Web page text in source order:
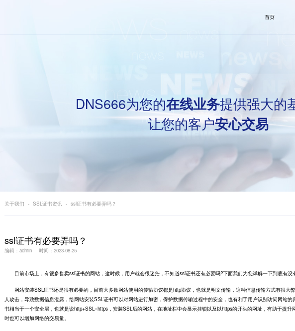
首页
DNS666为您的在线业务提供强大的
让您的客户安心交易
关于我们 SSL证书资讯 ssl证书有必要弄吗？
ssl证书有必要弄吗？
编辑：admin 时间：2023-08-25
目前市场上，有很多售卖ssl证书的网站，这时候，用户就会很迷茫，不知道ssl证书还有必要吗?下面我们为您详解一下到底有没
网站安装SSL证书还是很有必要的，目前大多数网站使用的传输协议都是http协议，也就是明文传输，这种信息传输方式有很大
人攻击，导致数据信息泄露，给网站安装SSL证书可以对网站进行加密，保护数据传输过程中的安全，也有利于用户识别访问网站的
书相当于一个安全层，也就是说http+SSL=https，安装SSL后的网站，在地址栏中会显示挂锁以及以https的开头的网址，有助于提升
时也可以增加网络的交易量。